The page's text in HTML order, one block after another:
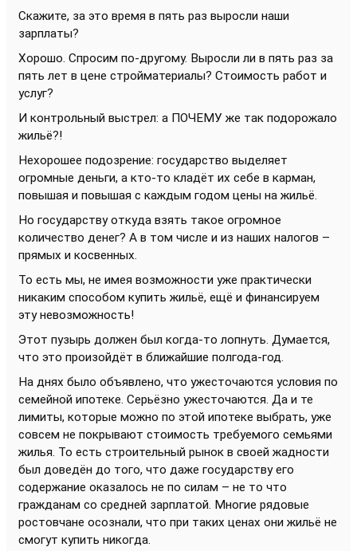
Скажите, за это время в пять раз выросли наши
зарплаты?
Хорошо. Спросим по-другому. Выросли ли в пять раз за
пять лет в цене стройматериалы? Стоимость работ и
услуг?
И контрольный выстрел: а ПОЧЕМУ же так подорожало
жильё?!
Нехорошее подозрение: государство выделяет
огромные деньги, а кто-то кладёт их себе в карман,
повышая и повышая с каждым годом цены на жильё.
Но государству откуда взять такое огромное
количество денег? А в том числе и из наших налогов –
прямых и косвенных.
То есть мы, не имея возможности уже практически
никаким способом купить жильё, ещё и финансируем
эту невозможность!
Этот пузырь должен был когда-то лопнуть. Думается,
что это произойдёт в ближайшие полгода-год.
На днях было объявлено, что ужесточаются условия по
семейной ипотеке. Серьёзно ужесточаются. Да и те
лимиты, которые можно по этой ипотеке выбрать, уже
совсем не покрывают стоимость требуемого семьями
жилья. То есть строительный рынок в своей жадности
был доведён до того, что даже государству его
содержание оказалось не по силам – не то что
гражданам со средней зарплатой. Многие рядовые
ростовчане осознали, что при таких ценах они жильё не
смогут купить никогда.